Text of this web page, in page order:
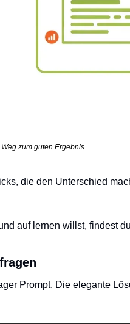
zum guten Ergebnis.
die den Unterschied
auf lernen willst, findest
Prompt. Die elegante